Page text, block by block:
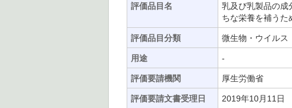
評価品目名
乳及び乳製品の成
ちな栄養を補うた
評価品目分類 微生物・ウイルス
用途 -
評価要請機関 厚生労働省
評価要請文書受理日
2019年10月11日